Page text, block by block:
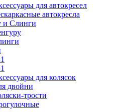
для автокресел
автокресла
и Слинги
для колясок
двойни
трости